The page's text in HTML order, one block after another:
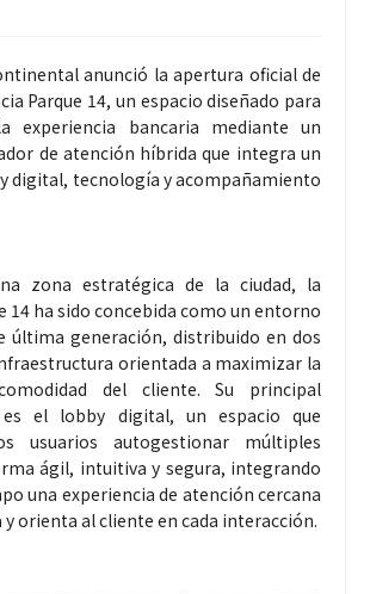
anunció la apertura oficial de
Parque 14, un espacio diseñado para
experiencia bancaria mediante un
de atención híbrida que integra un
digital, tecnología y acompañamiento
zona estratégica de la ciudad, la
14 ha sido concebida como un entorno
última generación, distribuido en dos
orientada a maximizar la
del cliente. Su principal
es el lobby digital, un espacio que
usuarios autogestionar múltiples
ágil, intuitiva y segura, integrando
una experiencia de atención cercana
y orienta al cliente en cada interacción.